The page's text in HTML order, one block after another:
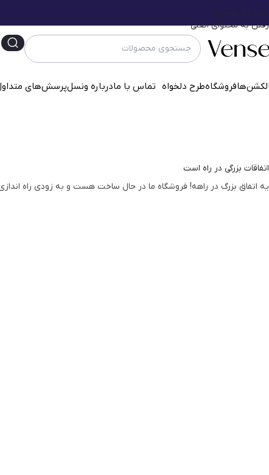
عبور به ناوبری
رفتن به محتوای اصلی
فروشگاهطرح دلخواه تماس با مادرباره ونسلپرسش‌‌های
اتفاقات بزرگی در راه است
یه اتفاق بزرگ در راهه! فروشگاه ما در حال ساخت هست و به زودی راه